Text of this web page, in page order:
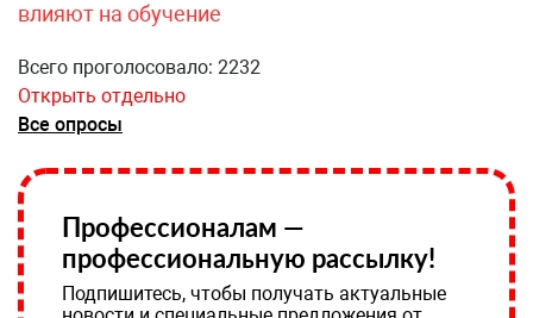
влияют на обучение
Всего проголосовало: 2232
Открыть отдельно
Все опросы
Профессионалам —
профессиональную рассылку!
Подпишитесь, чтобы получать актуальные